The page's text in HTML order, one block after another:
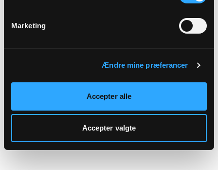
Marketing
Ændre mine præferancer
Accepter alle
Accepter valgte